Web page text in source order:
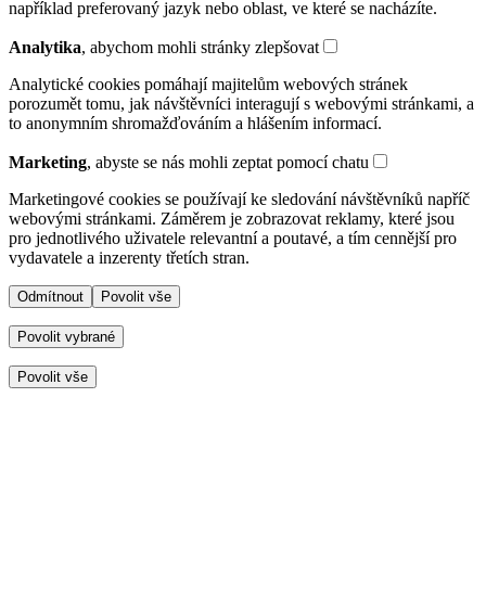
například preferovaný jazyk nebo oblast, ve které se nacházíte.
Analytika, abychom mohli stránky zlepšovat
Analytické cookies pomáhají majitelům webových stránek
porozumět tomu, jak návštěvníci interagují s webovými stránkami, a
to anonymním shromažďováním a hlášením informací.
Marketing, abyste se nás mohli zeptat pomocí chatu
Marketingové cookies se používají ke sledování návštěvníků napříč
webovými stránkami. Záměrem je zobrazovat reklamy, které jsou
pro jednotlivého uživatele relevantní a poutavé, a tím cennější pro
vydavatele a inzerenty třetích stran.
Odmítnout Povolit vše
Povolit vybrané
Povolit vše